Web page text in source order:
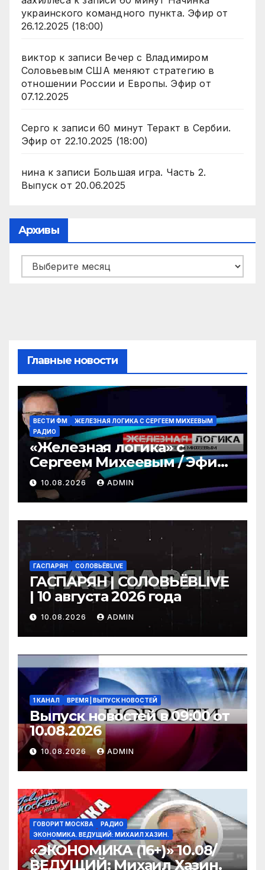
украинского командного пункта. Эфир от
26.12.2025 (18:00)
виктор к записи Вечер с Владимиром
Соловьевым США меняют стратегию в
отношении России и Европы. Эфир от
07.12.2025
Серго к записи 60 минут Теракт в Сербии.
Эфир от 22.10.2025 (18:00)
нинак записи Большая игра. Часть 2.
Выпуск от 20.06.2025
Архивы
Архивы
Главные новости
ВЕСТИ ФМ
ЖЕЛЕЗНАЯ ЛОГИКА С СЕРГЕЕМ МИХЕЕВЫМ
РАДИО
«Железная логика» с
Сергеем Михеевым / Эфир
10.08.2026
10.08.2026 ADMIN
ГАСПАРЯН СОЛОВЬЁВLIVE
ГАСПАРЯН | СОЛОВЬЁВLIVE
| 10 августа 2026 года
10.08.2026 ADMIN
1 КАНАЛ ВРЕМЯ | ВЫПУСК НОВОСТЕЙ
Выпуск новостей в 09:00 от
10.08.2026
10.08.2026 ADMIN
ГОВОРИТ МОСКВА
РАДИО
ЭКОНОМИКА. ВЕДУЩИЙ: МИХАИЛ ХАЗИН.
«ЭКОНОМИКА (16+)» 10.08/
ВЕДУЩИЙ: Михаил Хазин.